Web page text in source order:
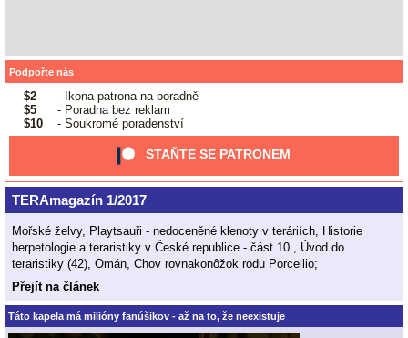
Podpořte nás
$2
- Ikona patrona na poradně
$5
- Poradna bez reklam
$10
- Soukromé poradenství
STAŇTE SE PATRONEM
TERAmagazín 1/2017
Mořské želvy, Playtsauři - nedoceněné klenoty v teráriích, Historie
herpetologie a teraristiky v České republice - část 10., Úvod do
teraristiky (42), Omán, Chov rovnakonôžok rodu Porcellio;
Přejít na článek
Táto kapela má milióny fanúšikov - až na to, že neexistuje